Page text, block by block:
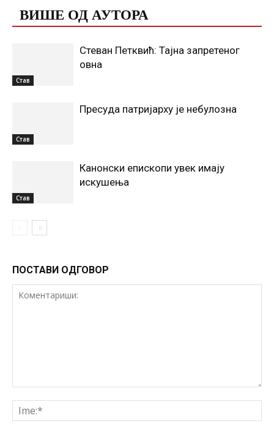
ВИШЕ ОД АУТОРА
Став
Стеван Петквић: Тајна запретеног
овна
Став
Пресуда патријарху је небулозна
Став
Канонски епископи увек имају
искушења
ПОСТАВИ ОДГОВОР